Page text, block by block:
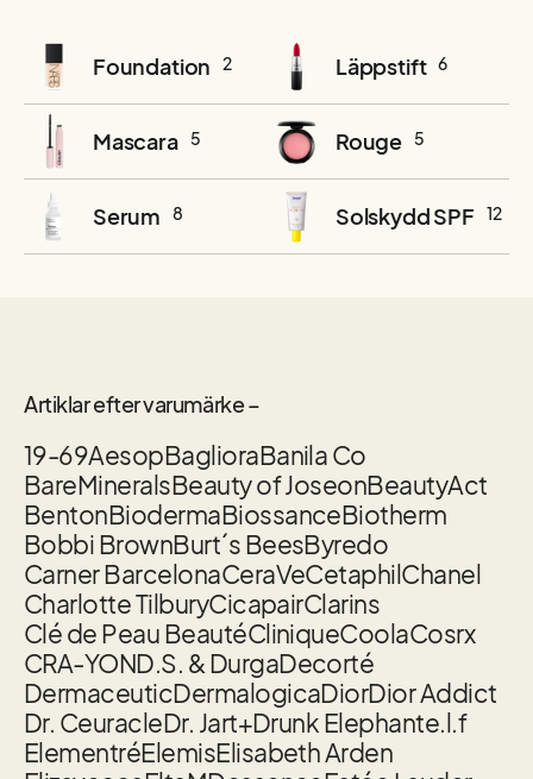
Foundation 2 Läppstift 6
Mascara 5 Rouge 5
Serum 8 Solskydd SPF 12
Artiklar efter varumärke –
19-69AesopBaglioraBanila Co
BareMineralsBeauty of JoseonBeautyAct
BentonBiodermaBiossanceBiotherm
Bobbi BrownBurt´s BeesByredo
Carner BarcelonaCeraVeCetaphilChanel
Charlotte TilburyCicapairClarins
Clé de Peau BeautéCliniqueCoolaCosrx
CRA-YOND.S. & DurgaDecorté
DermaceuticDermalogicaDiorDior Addict
Dr. CeuracleDr. Jart+Drunk Elephante.l.f
ElementréElemisElisabeth Arden